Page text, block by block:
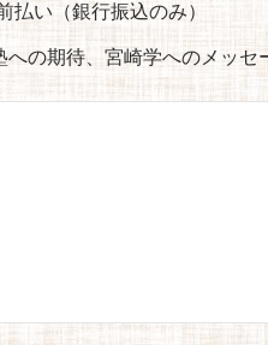
払い（銀行振込のみ）
の期待、宮崎学へのメッセ